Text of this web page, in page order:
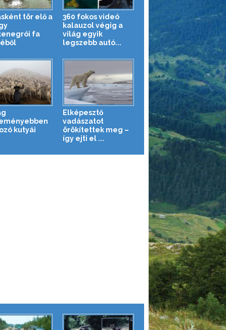
tör elő a
fa
360 fokos videó
kalauzol végig a
világ egyik
legszebb autó...
kutyái
Elképesztő
vadászatot
örökítettek meg –
így ejti el ...